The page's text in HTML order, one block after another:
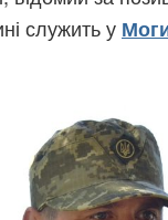
служить у